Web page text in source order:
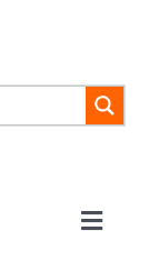
Toggle